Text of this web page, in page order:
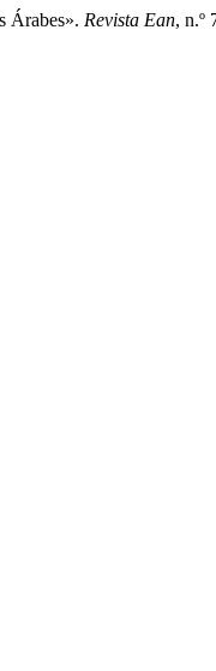
Árabes». Revista Ean, n.º